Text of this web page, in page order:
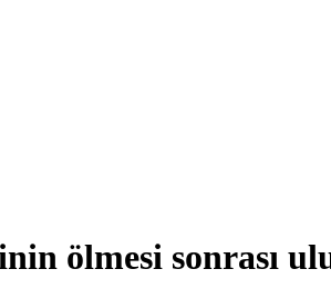
ölmesi sonrası